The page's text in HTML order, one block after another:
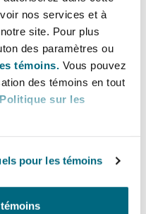
nos services et à
site. Pour plus
des paramètres ou
témoins. Vous pouvez
des témoins en tout
Politique sur les
pour les témoins
and Infrastructure
on 11 March
The government
infrastructure will
energy security will
homegrown
to enable
being
to fruition.